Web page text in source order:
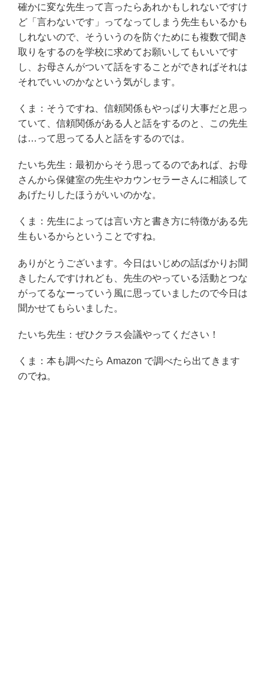
確かに変な先生って言ったらあれかもしれないですけ
ど「言わないです」ってなってしまう先生もいるかも
しれないので、そういうのを防ぐためにも複数で聞き
取りをするのを学校に求めてお願いしてもいいです
し、お母さんがついて話をすることができればそれは
それでいいのかなという気がします。
くま：そうですね、信頼関係もやっぱり大事だと思っ
ていて、信頼関係がある人と話をするのと、この先生
は…って思ってる人と話をするのでは。
たいち先生：最初からそう思ってるのであれば、お母
さんから保健室の先生やカウンセラーさんに相談して
あげたりしたほうがいいのかな。
くま：先生によっては言い方と書き方に特徴がある先
生もいるからということですね。
ありがとうございます。今日はいじめの話ばかりお聞
きしたんですけれども、先生のやっている活動とつな
がってるなーっていう風に思っていましたので今日は
聞かせてもらいました。
たいち先生：ぜひクラス会議やってください！
くま：本も調べたら Amazon で調べたら出てきます
のでね。